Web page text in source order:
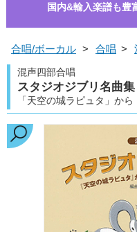
国内&輸入楽譜も豊
合唱/ボーカル > 合唱 >
混声四部合唱
スタジオジブリ名曲集
「天空の城ラピュタ」か